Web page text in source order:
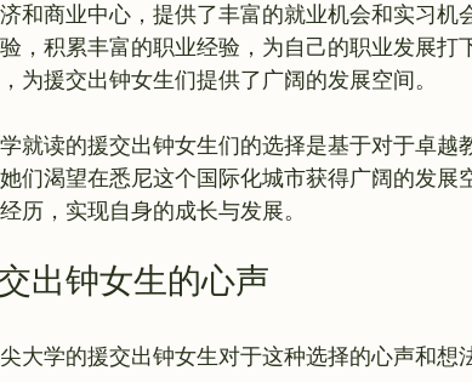
和商业中心，提供了丰富的就业机会和实习机
，积累丰富的职业经验，为自己的职业发展打
为援交出钟女生们提供了广阔的发展空间。
就读的援交出钟女生们的选择是基于对于卓越
们渴望在悉尼这个国际化城市获得广阔的发展
出钟女生的心声